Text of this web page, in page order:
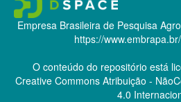
Empresa Brasileira de Pesquisa
https://
O conteúdo do repositório está
Creative CommonsAtribuição -
4.0